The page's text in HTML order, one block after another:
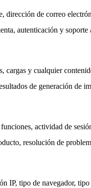
dirección de correo
autenticación y soporte
cargas y cualquier
de generación de
actividad de
resolución de
IP, tipo de navegador,